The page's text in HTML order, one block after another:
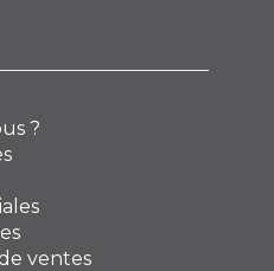
?
ventes